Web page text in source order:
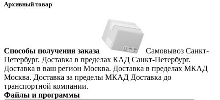
Архивный товар
Способы получения заказа Самовывоз Санкт-
Петербург. Доставка в пределах КАД Санкт-Петербург.
Доставка в ваш регион Москва. Доставка в пределах МКАД
Москва. Доставка за пределы МКАД Доставка до
транспортной компании.
Файлы и программы